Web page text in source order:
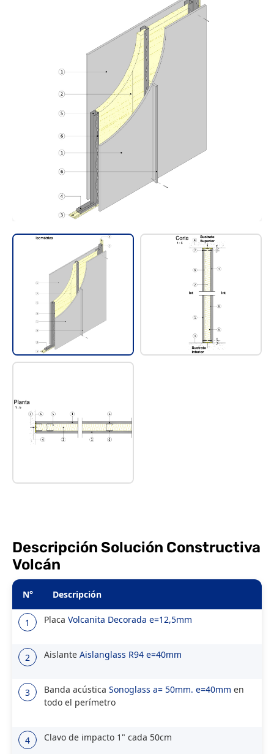
Descripción Solución Constructiva
Volcán
N° Descripción
1 Placa Volcanita Decorada e=12,5mm
2 Aislante Aislanglass R94 e=40mm
3 Banda acústica Sonoglass a= 50mm. e=40mm en
todo el perímetro
4 Clavo de impacto 1" cada 50cm